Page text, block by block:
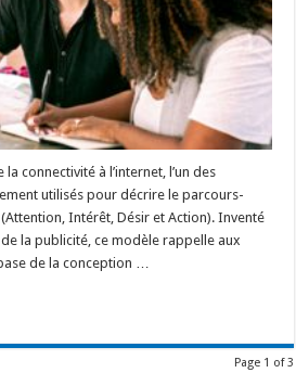
connectivité à l’internet, l’un des
utilisés pour décrire le parcours-
Intérêt, Désir et Action). Inventé
la publicité, ce modèle rappelle aux
de la conception …
Page 1 of 3